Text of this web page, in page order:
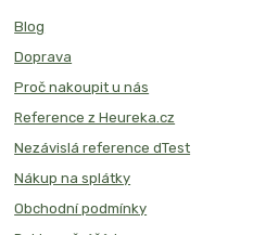
Blog
Doprava
Proč nakoupit u nás
Reference z Heureka.cz
Nezávislá reference dTest
Nákup na splátky
Obchodní podmínky